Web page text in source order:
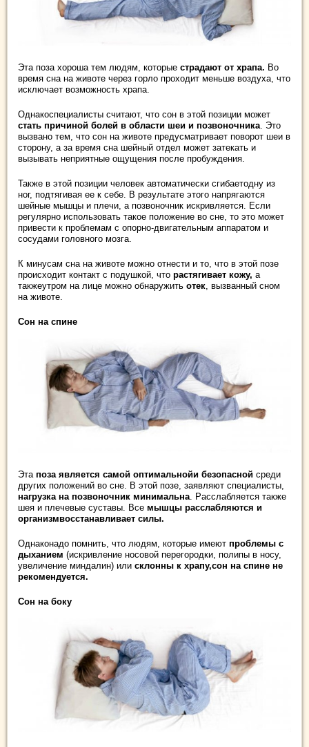
Эта поза хороша тем людям, которые страдают от храпа. Во
время сна на животе через горло проходит меньше воздуха, что
исключает возможность храпа.
Однакоспециалисты считают, что сон в этой позиции может
стать причиной болей в области шеи и позвоночника. Это
вызвано тем, что сон на животе предусматривает поворот шеи в
сторону, а за время сна шейный отдел может затекать и
вызывать неприятные ощущения после пробуждения.
Также в этой позиции человек автоматически сгибаетодну из
ног, подтягивая ее к себе. В результате этого напрягаются
шейные мышцы и плечи, а позвоночник искривляется. Если
регулярно использовать такое положение во сне, то это может
привести к проблемам с опорно-двигательным аппаратом и
сосудами головного мозга.
К минусам сна на животе можно отнести и то, что в этой позе
происходит контакт с подушкой, что растягивает кожу, а
такжеутром на лице можно обнаружить отек, вызванный сном
на животе.
Сон на спине
Эта поза является самой оптимальнойи безопасной среди
других положений во сне. В этой позе, заявляют специалисты,
нагрузка на позвоночник минимальна . Расслабляется также
шея и плечевые суставы. Все мышцы расслабляются и
организмвосстанавливает силы.
Однаконадо помнить, что людям, которые имеют проблемы с
дыханием (искривление носовой перегородки, полипы в носу,
увеличение миндалин) или склонны к храпу,сон на спине не
рекомендуется.
Сон на боку